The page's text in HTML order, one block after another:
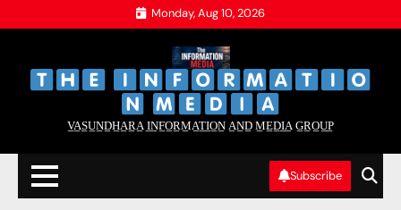
to
Monday, Aug 10, 2026
V̲A̲S̲U̲N̲D̲H̲A̲R̲A̲ I̲N̲F̲O̲R̲M̲A̲T̲I̲O̲N̲ A̲N̲D̲ M̲E̲D̲I̲A̲ G̲R̲O̲U̲P̲
Subscribe